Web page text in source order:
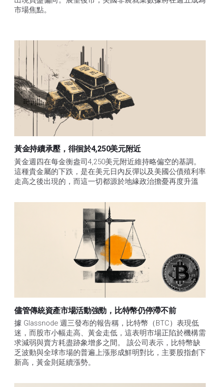
市場焦點。
黃金持續承壓，徘徊於4,250美元附近
黃金週四在每金衡盎司4,250美元附近維持略偏空的基調。
這種貴金屬的下跌，是在美元日內反彈以及美國公債殖利率
走高之後出現的，而這一切都源於地緣政治擔憂再度升溫
儘管傳統資產市場活動強勁，比特幣仍停滯不前
據 Glassnode 週三發布的報告稱，比特幣（BTC）表現低
迷，而股市小幅走高、黃金走低，這表明市場正陷於機構需
求減弱與賣方耗盡跡象增多之間。 該公司表示，比特幣缺
乏波動與全球市場的普遍上漲形成鮮明對比，主要股指創下
新高，黃金則延續漲勢。